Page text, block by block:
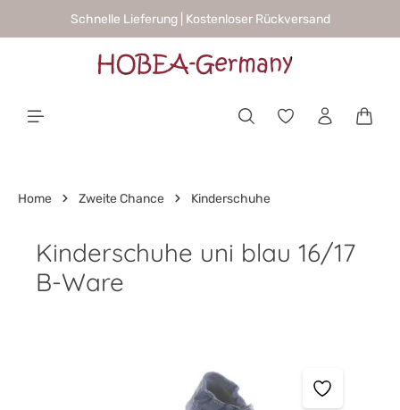
springenSchnelle Lieferung | Kostenloser Rückversand
Home Zweite Chance Kinderschuhe
Kinderschuhe uni blau 16/17
B-Ware